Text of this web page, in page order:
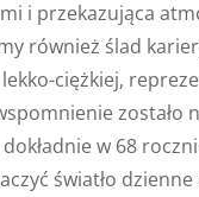
i przekazująca
również ślad
ciężkiej,
zostało
w 68
światło